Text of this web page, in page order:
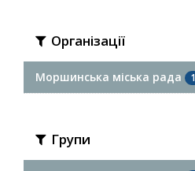
Організації
Моршинська міська рада 1
Групи